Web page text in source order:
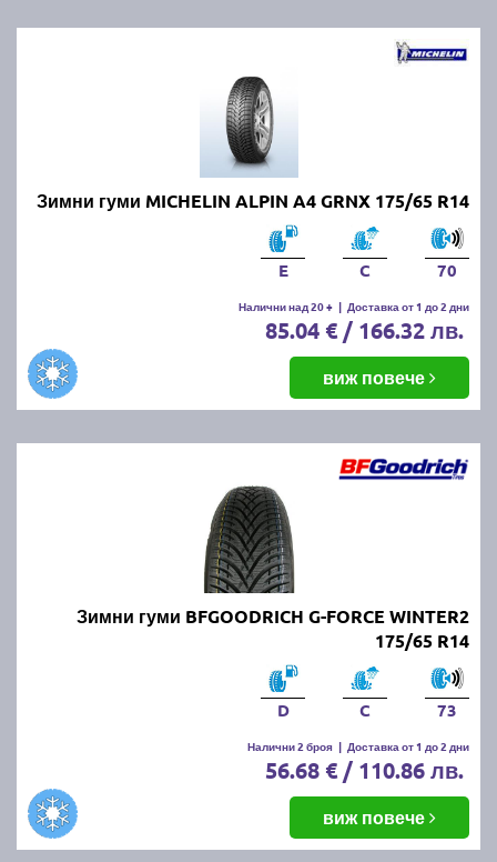
Зимни гуми MICHELIN ALPIN A4 GRNX 175/65 R14
E C 70
Налични над 20 + | Доставка от 1 до 2 дни
85.04 € / 166.32 лв.
виж повече
Зимни гуми BFGOODRICH G-FORCE WINTER2
175/65 R14
D C 73
Налични 2 броя | Доставка от 1 до 2 дни
56.68 € / 110.86 лв.
виж повече